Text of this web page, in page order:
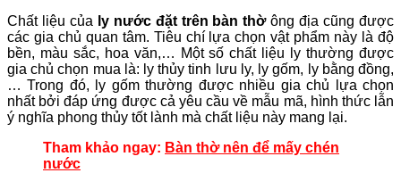
Chất liệu của ly nước đặt trên bàn thờông địa cũng được
các gia chủ quan tâm. Tiêu chí lựa chọn vật phẩm này là độ
bền, màu sắc, hoa văn,… Một số chất liệu ly thường được
gia chủ chọn mua là: ly thủy tinh lưu ly, ly gốm, ly bằng đồng,
… Trong đó, ly gốm thường được nhiều gia chủ lựa chọn
nhất bởi đáp ứng được cả yêu cầu về mẫu mã, hình thức lẫn
ý nghĩa phong thủy tốt lành mà chất liệu này mang lại.
Tham khảo ngay: Bàn thờ nên để mấy chén
nước